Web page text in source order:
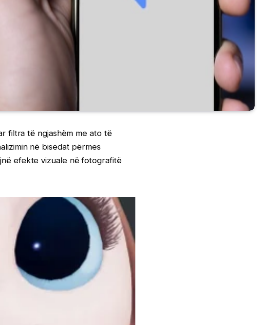
filtra të ngjashëm me ato të
në bisedat përmes
efekte vizuale në fotografitë